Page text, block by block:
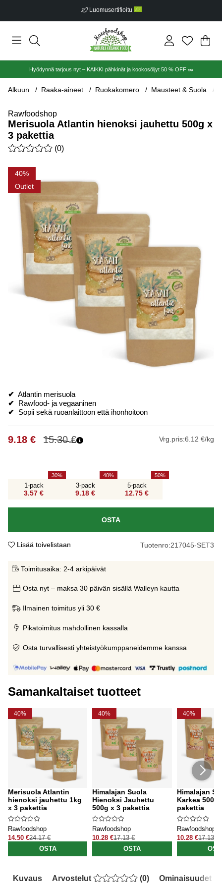
Luomusertifioitu
.
Hyödynnä tarjous nyt – KAIKKI pähkinät ja kookosöljyt 50 % OFF 🥜
Alkuun Raaka-aineet Ruokakomero Mausteet & Suola
Rawfoodshop
Merisuola Atlantin hienoksi jauhettu 500g x
3 pakettia
Keskiarvoluokitus 0 / 5 Arvioiden määrä 0
(0)
40
Outlet
Tuotekuvat Merisuola Atlantin hienoksi jauhettu 500g x 3
✔ Atlantin merisuola
✔ Rawfood- ja vegaaninen
✔ Sopii sekä ruoanlaittoon että ihonhoitoon
15.30€
9.18 € Vrg.pris:6.12 €/kg
1-pack
3.57 €
30
3-pack
9.18 €
40
5-pack
12.75 €
50
OSTA
Lisää toivelistaan Tuotenro:217045-SET3
Toimitusaika: 2-4 arkipäivät
Osta nyt – maksa 30 päivän sisällä Walleyn kautta
Ilmainen toimitus yli 30 €
Pikatoimitus mahdollinen kassalla
Osta turvallisesti yhteistyökumppaneidemme kanssa
Samankaltaiset tuotteet
40%
Merisuola Atlantin
hienoksi jauhettu 1kg
x 3 pakettia
Rawfoodshop
14.50 €24.17 €
OSTA
40%
Himalajan Suola
Hienoksi Jauhettu
500g x 3 pakettia
Rawfoodshop
10.28 €17.13 €
OSTA
40%
Himalajan
Karkea 500g
pakettia
Rawfoodshop
10.28 €17.13 €
Kuvaus Arvostelut (0) Ominaisuudet